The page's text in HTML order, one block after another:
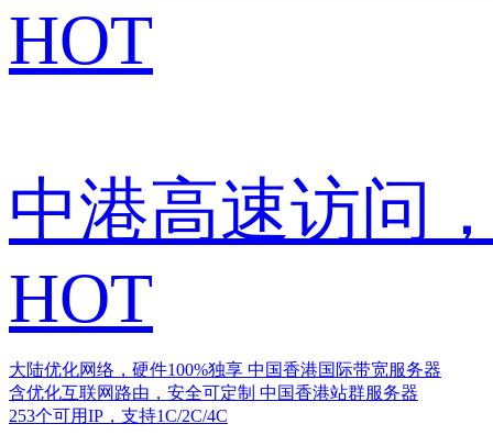
HOT
中港高速访问
HOT
大陆优化网络，硬件100%独享 中国香港国际带宽服务器
含优化互联网路由，安全可定制 中国香港站群服务器
253个可用IP，支持1C/2C/4C